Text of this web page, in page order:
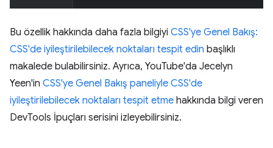
Bu özellik hakkında daha fazla bilgiyi CSS'ye Genel Bakış:
CSS'de iyileştirilebilecek noktaları tespit edin başlıklı
makalede bulabilirsiniz. Ayrıca, YouTube'da Jecelyn
Yeen'in CSS'ye Genel Bakış paneliyle CSS'de
iyileştirilebilecek noktaları tespit etme hakkında bilgi veren
DevTools İpuçları serisini izleyebilirsiniz.